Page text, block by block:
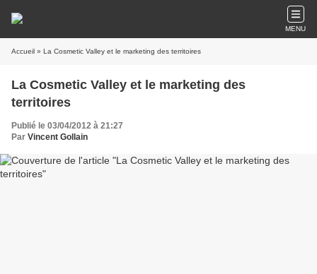
MENU
Accueil » La Cosmetic Valley et le marketing des territoires
La Cosmetic Valley et le marketing des
territoires
Publié le 03/04/2012 à 21:27
Par Vincent Gollain